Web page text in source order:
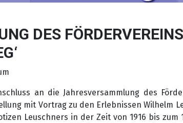
DES
an die Jahresversammlung des
mit Vortrag zu den Erlebnissen Wilhelm
Leuschners in der Zeit von 1916 bis